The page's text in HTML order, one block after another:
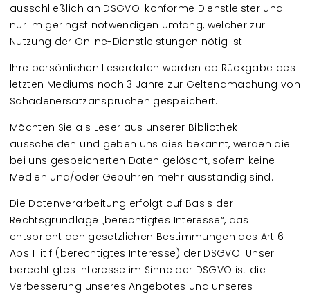
ausschließlich an DSGVO-konforme Dienstleister und
nur im geringst notwendigen Umfang, welcher zur
Nutzung der Online-Dienstleistungen nötig ist.
Ihre persönlichen Leserdaten werden ab Rückgabe des
letzten Mediums noch 3 Jahre zur Geltendmachung von
Schadenersatzansprüchen gespeichert.
Möchten Sie als Leser aus unserer Bibliothek
ausscheiden und geben uns dies bekannt, werden die
bei uns gespeicherten Daten gelöscht, sofern keine
Medien und/oder Gebühren mehr ausständig sind.
Die Datenverarbeitung erfolgt auf Basis der
Rechtsgrundlage „berechtigtes Interesse“, das
entspricht den gesetzlichen Bestimmungen des Art 6
Abs 1 lit f (berechtigtes Interesse) der DSGVO. Unser
berechtigtes Interesse im Sinne der DSGVO ist die
Verbesserung unseres Angebotes und unseres